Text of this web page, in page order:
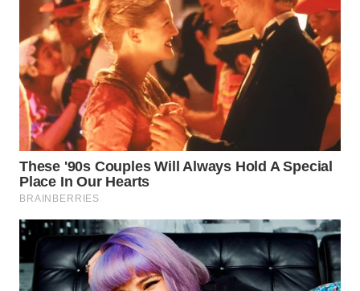
WN
SEMARANG
WN
SOLO
WN
BOROBUDUR
WN
MADURA
WN
SURABAYA